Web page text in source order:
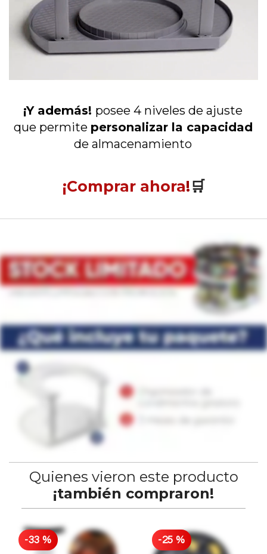
¡Y además! posee 4 niveles de ajuste
que permite personalizar la capacidad
de almacenamiento
¡Comprar ahora!🛒
Quienes vieron este producto
¡también compraron!
-33 % -25 %